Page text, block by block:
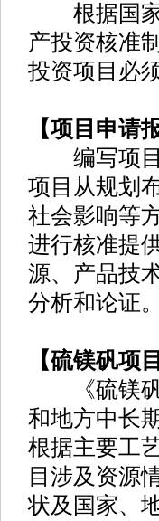
根据国家
产投资核准
投资项目必
【项目申请
编写项目
项目从规划
社会影响等
进行核准提
源、产品技
分析和论证。
【硫镁矾项
《硫镁矾
和地方中长
根据主要工
目涉及资源
状及国家、